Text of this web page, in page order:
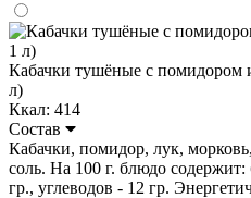
Кабачки тушёные с помидором
л)
Ккал: 414
Состав
Кабачки, помидор, лук,
соль. На 100 г. блюдо
гр., углеводов - 12 гр.